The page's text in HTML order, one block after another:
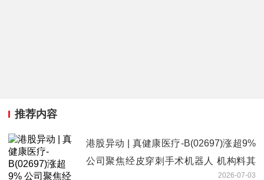
推荐内容
港股异动 | 真健康医疗-B(02697)涨超9%
公司聚焦经皮穿刺手术机器人 机构料其
2026-07-03